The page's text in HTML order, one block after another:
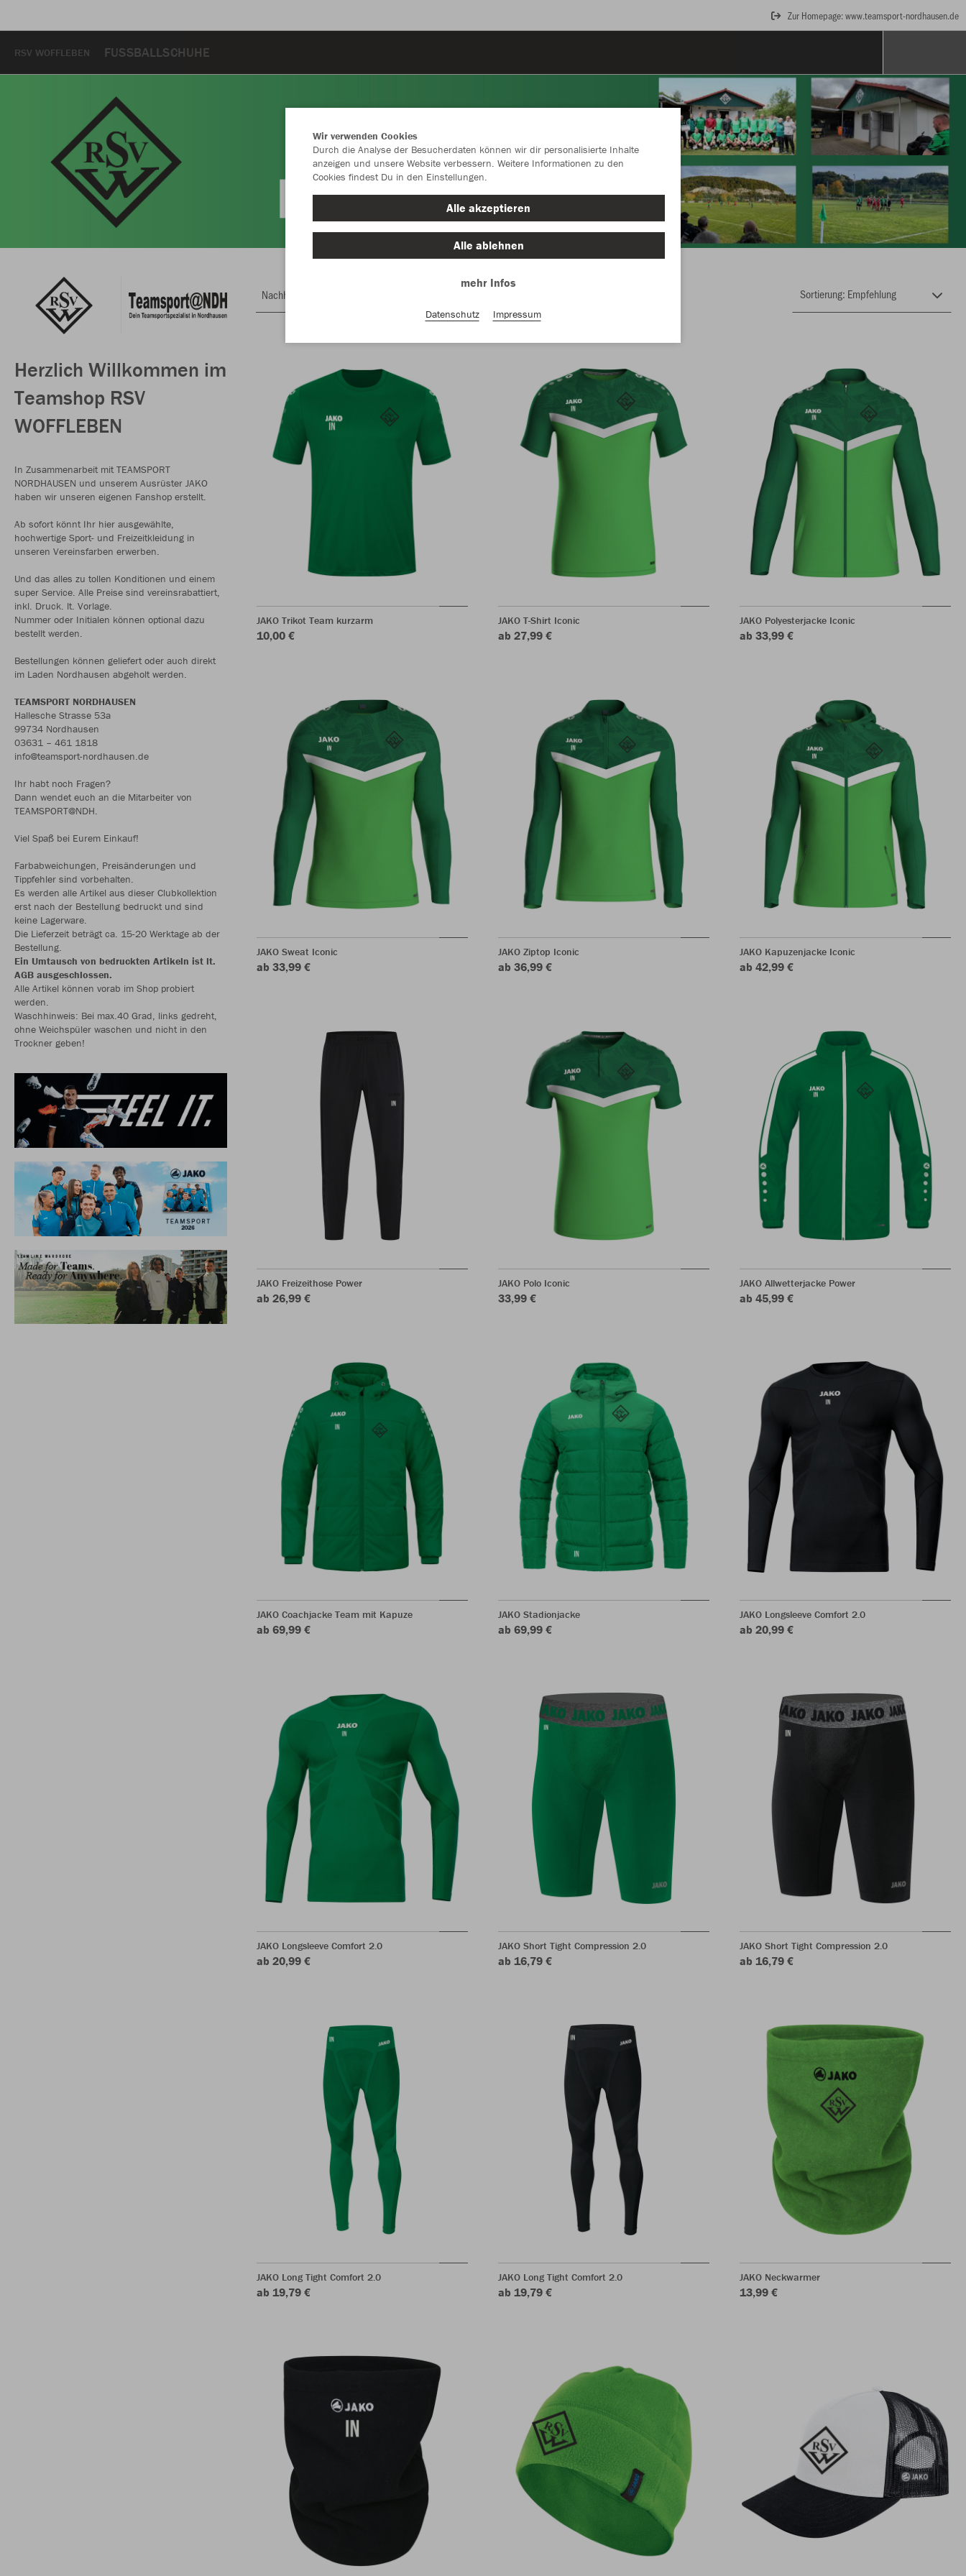
Zur Homepage: www.teamsport-nordhausen.de
RSV WOFFLEBEN FUSSBALLSCHUHE
Herzlich Willkommen im
Teamshop RSV
WOFFLEBEN
In Zusammenarbeit mit TEAMSPORT
NORDHAUSEN und unserem Ausrüster JAKO
haben wir unseren eigenen Fanshop erstellt.
Ab sofort könnt Ihr hier ausgewählte,
hochwertige Sport- und Freizeitkleidung in
unseren Vereinsfarben erwerben.
Und das alles zu tollen Konditionen und einem
super Service. Alle Preise sind vereinsrabattiert,
inkl. Druck. lt. Vorlage.
Nummer oder Initialen können optional dazu
bestellt werden.
Bestellungen können geliefert oder auch direkt
im Laden Nordhausen abgeholt werden.
TEAMSPORT NORDHAUSEN
Hallesche Strasse 53a
99734 Nordhausen
03631 – 461 1818
info@teamsport-nordhausen.de
Ihr habt noch Fragen?
Dann wendet euch an die Mitarbeiter von
TEAMSPORT@NDH.
Viel Spaß bei Eurem Einkauf!
Farbabweichungen, Preisänderungen und
Tippfehler sind vorbehalten.
Es werden alle Artikel aus dieser Clubkollektion
erst nach der Bestellung bedruckt und sind
keine Lagerware.
Die Lieferzeit beträgt ca. 15-20 Werktage ab der
Bestellung.
Ein Umtausch von bedruckten Artikeln ist lt.
AGB ausgeschlossen.
Alle Artikel können vorab im Shop probiert
werden.
Waschhinweis: Bei max.40 Grad, links gedreht,
ohne Weichspüler waschen und nicht in den
Trockner geben!
Nachhaltig
JAKO Trikot Team kurzarm
10,00 €
JAKO T-Shirt Iconic
ab 27,99 €
JAKO Polyesterjacke Iconic
ab 33,99 €
JAKO Sweat Iconic
ab 33,99 €
JAKO Ziptop Iconic
ab 36,99 €
JAKO Kapuzenjacke Iconic
ab 42,99 €
JAKO Freizeithose Power
ab 26,99 €
JAKO Polo Iconic
33,99 €
JAKO Allwetterjacke Power
ab 45,99 €
JAKO Coachjacke Team mit Kapuze
ab 69,99 €
JAKO Stadionjacke
ab 69,99 €
JAKO Longsleeve Comfort 2.0
ab 20,99 €
JAKO Longsleeve Comfort 2.0
ab 20,99 €
JAKO Short Tight Compression 2.0
ab 16,79 €
JAKO Short Tight Compression 2.0
ab 16,79 €
JAKO Long Tight Comfort 2.0
ab 19,79 €
JAKO Long Tight Comfort 2.0
ab 19,79 €
JAKO Neckwarmer
13,99 €
Wir verwenden Cookies
Durch die Analyse der Besucherdaten können wir dir personalisierte Inhalte
anzeigen und unsere Website verbessern. Weitere Informationen zu den
Cookies findest Du in den Einstellungen.
Alle akzeptieren
Alle ablehnen
mehr Infos
Datenschutz Impressum